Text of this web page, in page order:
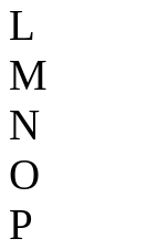
L
M
N
O
P